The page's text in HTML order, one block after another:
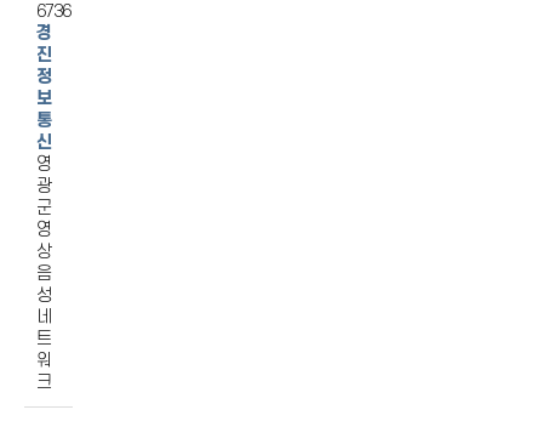
6736
경
진
정
보
통
신
영
광
군
영
상
음
성
네
트
워
크